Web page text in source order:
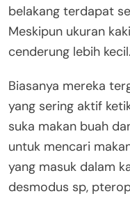
belakang terdapat
Meskipun ukuran
cenderung lebih kecil.
Biasanya mereka
yang sering aktif
suka makan buah
untuk mencari
yang masuk dalam
desmodus sp,